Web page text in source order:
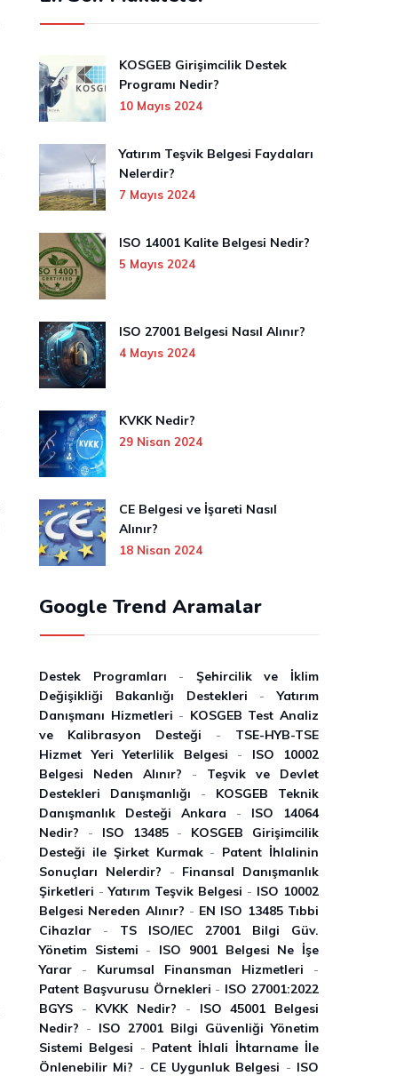
KOSGEB Girişimcilik Destek
Programı Nedir?
10 Mayıs 2024
Yatırım Teşvik Belgesi Faydaları
Nelerdir?
7 Mayıs 2024
ISO 14001 Kalite Belgesi Nedir?
5 Mayıs 2024
ISO 27001 Belgesi Nasıl Alınır?
4 Mayıs 2024
KVKK Nedir?
29 Nisan 2024
CE Belgesi ve İşareti Nasıl
Alınır?
18 Nisan 2024
Google Trend Aramalar
Destek Programları - Şehircilik ve İklim
Değişikliği Bakanlığı Destekleri -Yatırım
Danışmanı Hizmetleri - KOSGEB Test Analiz
ve Kalibrasyon Desteği - TSE-HYB-TSE
Hizmet Yeri Yeterlilik Belgesi - ISO 10002
Belgesi Neden Alınır? - Teşvik ve Devlet
Destekleri Danışmanlığı - KOSGEB Teknik
Danışmanlık Desteği Ankara - ISO 14064
Nedir? - ISO 13485- KOSGEB Girişimcilik
Desteği ile Şirket Kurmak- Patent İhlalinin
Sonuçları Nelerdir? - Finansal Danışmanlık
Şirketleri -Yatırım Teşvik Belgesi - ISO 10002
Belgesi Nereden Alınır? - EN ISO 13485 Tıbbi
Cihazlar - TS ISO/IEC 27001 Bilgi Güv.
Yönetim Sistemi - ISO 9001 Belgesi Ne İşe
Yarar - Kurumsal Finansman Hizmetleri -
Patent Başvurusu Örnekleri - ISO 27001:2022
BGYS - KVKK Nedir? - ISO 45001 Belgesi
Nedir? - ISO 27001 Bilgi Güvenliği Yönetim
Sistemi Belgesi - Patent İhlali İhtarname İle
Önlenebilir Mi? - CE Uygunluk Belgesi - ISO